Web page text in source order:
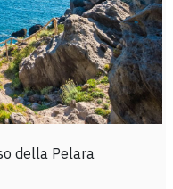
della Pelara